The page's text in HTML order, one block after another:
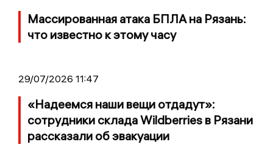
Массированная атака БПЛА на Рязань:
что известно к этому часу
29/07/2026 11:47
«Надеемся наши вещи отдадут»:
сотрудники склада Wildberries в Рязани
рассказали об эвакуации